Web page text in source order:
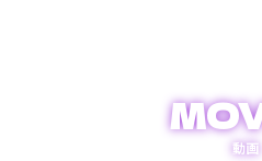
動画